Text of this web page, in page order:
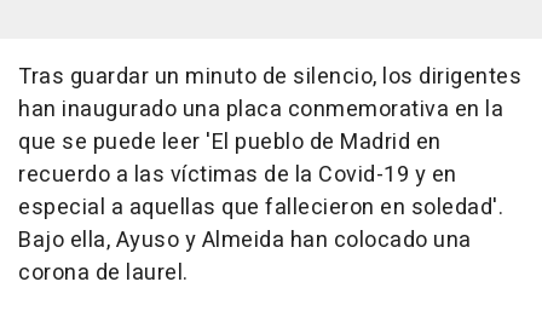
Tras guardar un minuto de silencio, los dirigentes
han inaugurado una placa conmemorativa en la
que se puede leer 'El pueblo de Madrid en
recuerdo a las víctimas de la Covid-19 y en
especial a aquellas que fallecieron en soledad'.
Bajo ella, Ayuso y Almeida han colocado una
corona de laurel.